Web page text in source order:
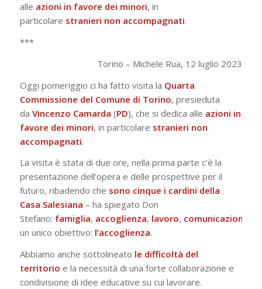
alle azioni in favore dei minori, in
particolare stranieri non accompagnati.
***
Torino – Michele Rua, 12 luglio 2023
Oggi pomeriggio ci ha fatto visita la Quarta
Commissione del Comune di Torino, presieduta
da Vincenzo Camarda (PD), che si dedica alle azioni in
favore dei minori, in particolare stranieri non
accompagnati.
La visita è stata di due ore, nella prima parte c’è la
presentazione dell’opera e delle prospettive per il
futuro, ribadendo che sono cinque i cardini della
Casa Salesiana – ha spiegato Don
Stefano: famiglia, accoglienza, lavoro, comunicazione
un unico obiettivo: l’accoglienza.
Abbiamo anche sottolineato le difficoltà del
territorio e la necessità di una forte collaborazione e
condivisione di idee educative su cui lavorare.